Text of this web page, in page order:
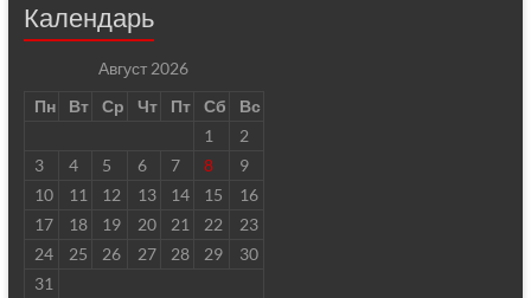
Календарь
Август 2026
Пн
Вт Ср Чт Пт Сб
Вс
1
2
3
4 5 6 7 8
9
10
11 12 13 14 15
16
17
18 19 20 21 22
23
24
25 26 27 28 29
30
31